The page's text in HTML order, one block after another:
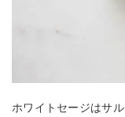
ホワイトセージはサ